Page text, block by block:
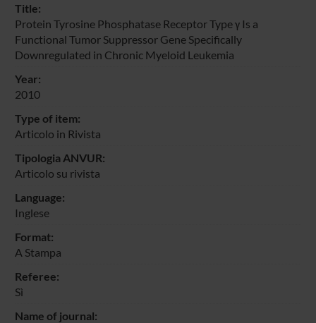
Title:
Protein Tyrosine Phosphatase Receptor Type γ Is a
Functional Tumor Suppressor Gene Specifically
Downregulated in Chronic Myeloid Leukemia
Year:
2010
Type of item:
Articolo in Rivista
Tipologia ANVUR:
Articolo su rivista
Language:
Inglese
Format:
A Stampa
Referee:
Sì
Name of journal: